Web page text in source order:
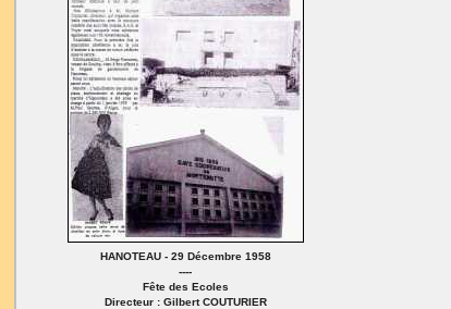
HANOTEAU - 29 Décembre 1958
----
Fête des Ecoles
Directeur : Gilbert COUTURIER